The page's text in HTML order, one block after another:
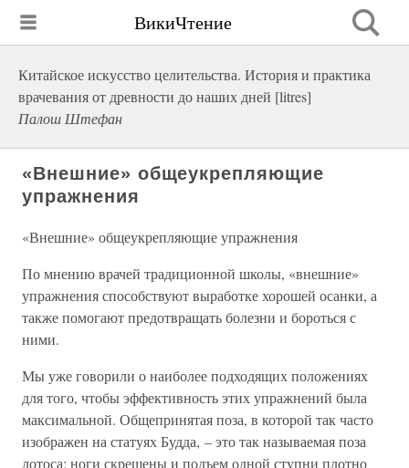
ВикиЧтение
Китайское искусство целительства. История и практика
врачевания от древности до наших дней [litres]
Палош Штефан
«Внешние» общеукрепляющие
упражнения
«Внешние» общеукрепляющие упражнения
По мнению врачей традиционной школы, «внешние»
упражнения способствуют выработке хорошей осанки, а
также помогают предотвращать болезни и бороться с
ними.
Мы уже говорили о наиболее подходящих положениях
для того, чтобы эффективность этих упражнений была
максимальной. Общепринятая поза, в которой так часто
изображен на статуях Будда, – это так называемая поза
лотоса: ноги скрещены и подъем одной ступни плотно